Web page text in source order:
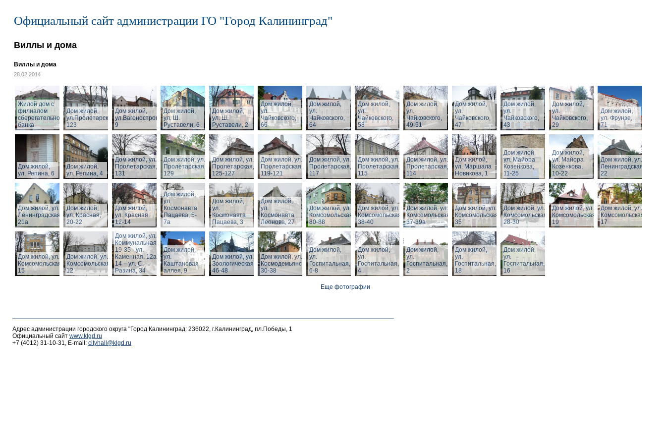
Официальный сайт администрации ГО "Город Калининград"
Виллы и дома
Виллы и дома
28.02.2014
Жилой дом с
филиалом
сберегательного
банка
Дом жилой,
ул.Пролетарская,
123
Дом жилой,
ул.Вагоностроительная,
9
Дом жилой,
ул. Ш.
Руставели, 6
Дом жилой,
ул. Ш.
Руставели, 2
Дом жилой,
ул.
Чайковского,
66
Дом жилой,
ул.
Чайковского,
64
Дом жилой,
ул.
Чайковского,
58
Дом жилой,
ул.
Чайковского,
49-51
Дом жилой,
ул.
Чайковского,
47
Дом жилой,
ул.
Чайковского,
43
Дом жилой,
ул.
Чайковского,
29
Дом жилой,
ул. Фрунзе,
71
Дом жилой,
ул. Репина, 6
Дом жилой,
ул. Репина, 4
Дом жилой, ул.
Пролетарская,
131
Дом жилой, ул.
Пролетарская,
129
Дом жилой, ул.
Пролетарская,
125-127
Дом жилой, ул.
Пролетарская,
119-121
Дом жилой, ул.
Пролетарская,
117
Дом жилой, ул.
Пролетарская,
115
Дом жилой, ул.
Пролетарская,
114
Дом жилой,
ул. Маршала
Новикова, 1
Дом жилой,
ул. Майора
Козенкова,
11-25
Дом жилой,
ул. Майора
Козенкова,
10-22
Дом жилой, ул.
Ленинградская,
22
Дом жилой, ул.
Ленинградская,
21а
Дом жилой,
ул. Красная,
20-22
Дом жилой,
ул. Красная,
12-14
Дом жилой,
ул.
Космонавта
Пацаева, 5-
7а
Дом жилой,
ул.
Космонавта
Пацаева, 3
Дом жилой,
ул.
Космонавта
Леонова, 27
Дом жилой, ул.
Комсомольская,
80-88
Дом жилой, ул.
Комсомольская,
38-40
Дом жилой, ул.
Комсомольская,
37-39а
Дом жилой, ул.
Комсомольская,
35
Дом жилой, ул.
Комсомольская,
28-30
Дом жилой, ул.
Комсомольская,
19
Дом жилой, ул.
Комсомольская,
17
Дом жилой, ул.
Комсомольская,
15
Дом жилой, ул.
Комсомольская,
12
Дом жилой, ул.
Коммунальная,
19-35 - ул.
Каменная, 12а,
14 – ул. С.
Разина, 34
Дом жилой,
ул.
Каштановая
аллея, 9
Дом жилой, ул.
Зоологическая,
46-48
Дом жилой, ул. З.
Космодемьянской
30-38
Дом жилой,
ул.
Госпитальная,
6-8
Дом жилой,
ул.
Госпитальная,
4
Дом жилой,
ул.
Госпитальная,
2
Дом жилой,
ул.
Госпитальная,
18
Дом жилой,
ул.
Госпитальная,
16
Еще фотографии
Адрес администрации городского округа "Город Калининград: 236022, г.Калининград, пл.Победы, 1
Официальный сайт www.klgd.ru
+7 (4012) 31-10-31, E-mail: cityhall@klgd.ru